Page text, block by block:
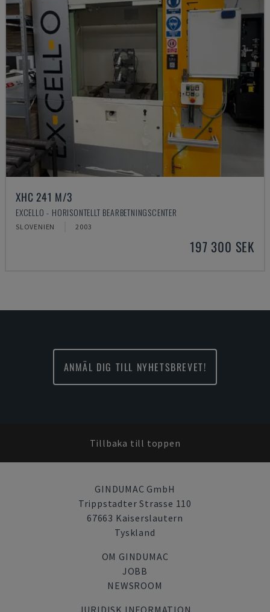
XHC 241 M/3
EXCELLO - HORISONTELLT BEARBETNINGSCENTER
SLOVENIEN 2003
197 300 SEK
ANMÄL DIG TILL NYHETSBREVET!
Tillbaka till toppen
GINDUMAC GmbH
Trippstadter Strasse 110
67663 Kaiserslautern
Tyskland
OM GINDUMAC
JOBB
NEWSROOM
JURIDISK INFORMATION